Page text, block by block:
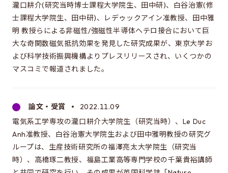
瀧口耕介(研究当時博士課程大学院生、田中研)、白谷治憲(修
士課程大学院生、田中研)、レデゥックアイン准教授、田中雅
明 教授らによる非磁性/強磁性半導体ヘテロ接合において巨
大な奇関数磁気抵抗効果を発見した研究成果が、東京大学お
よび科学技術振興機構よりプレスリリースされ、いくつかの
マスコミで報道されました。
論文・受賞
2022.11.09
電気系工学専攻の瀧口耕介大学院生（研究当時）、Le Duc
Anh准教授、白谷治憲大学院生および田中雅明教授の研究グ
ループは、生産技術研究所の福澤亮太大学院生（研究当
時）、高橋琢二教授、福島工業高等専門学校の千葉貴裕講師